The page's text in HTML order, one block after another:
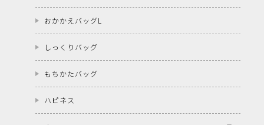
おかかえバッグL
しっくりバッグ
もちかたバッグ
ハピネス